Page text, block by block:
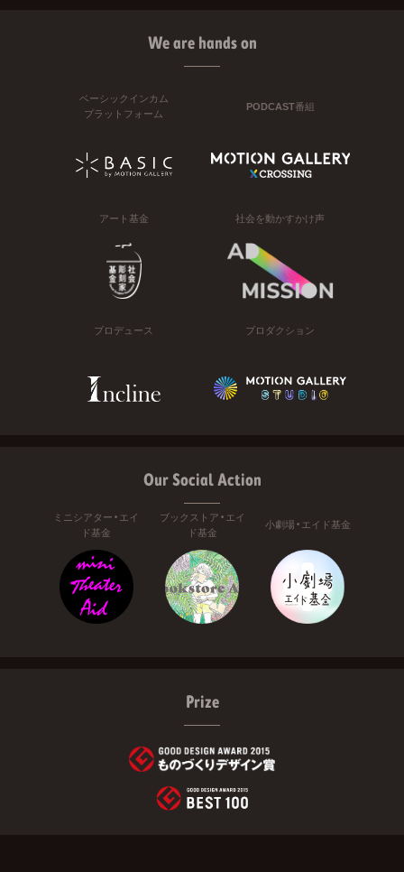
We are hands on
ベーシックインカム
プラットフォーム
PODCAST番組
アート基金 社会を動かすかけ声
プロデュース プロダクション
Our Social Action
ミニシアター・エイ
ド基金
ブックストア・エイ
ド基金
小劇場・エイド基金
Prize